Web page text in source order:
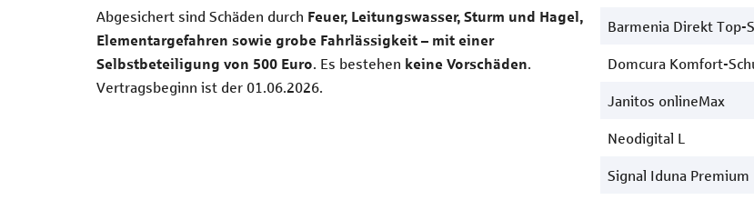
Abgesichert sind Schäden durch Feuer, Leitungswasser, Sturm und Hagel,
Elementargefahren sowie grobe Fahrlässigkeit – mit einer
Selbstbeteiligung von 500 Euro. Es bestehen keine Vorschäden.
Vertragsbeginn ist der 01.06.2026.
Barmenia Direkt Top-
Domcura Komfort-
Janitos onlineMax
Neodigital L
Signal Iduna Premium